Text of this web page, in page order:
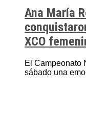
Ana María
XCO
El Campeonato
sábado una